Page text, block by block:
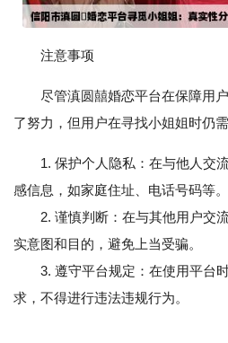
注意事项
尽管滇圆囍婚恋平台在保障用
了努力，但用户在寻找小姐姐时仍
1. 保护个人隐私：在与他人交
感信息，如家庭住址、电话号码等。
2. 谨慎判断：在与其他用户交流
实意图和目的，避免上当受骗。
3. 遵守平台规定：在使用平台时
求，不得进行违法违规行为。